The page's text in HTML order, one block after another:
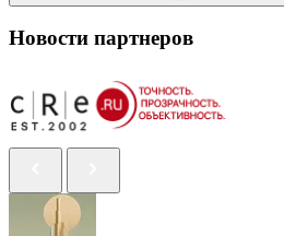
Новости партнеров